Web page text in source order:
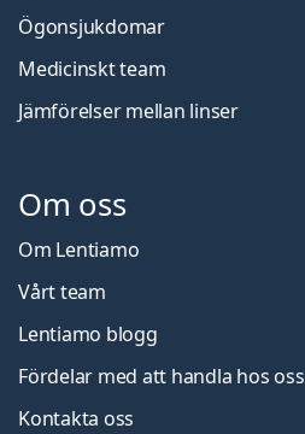
Ögonsjukdomar
Medicinskt team
Jämförelser mellan linser
Om oss
Om Lentiamo
Vårt team
Lentiamo blogg
Fördelar med att handla hos oss
Kontakta oss